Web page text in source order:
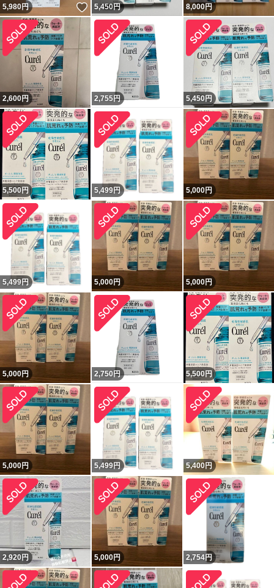
5,980円 いいね！
5,450円 8,000円
2,600円 2,755円 5,450 円
5,500円 5,499円 5,000円
5,499円 5,000円 5,000円
5,000円 2,750 円 5,500円
5,000円 5,499円 5,400円
2,920円 5,000円 2,754円